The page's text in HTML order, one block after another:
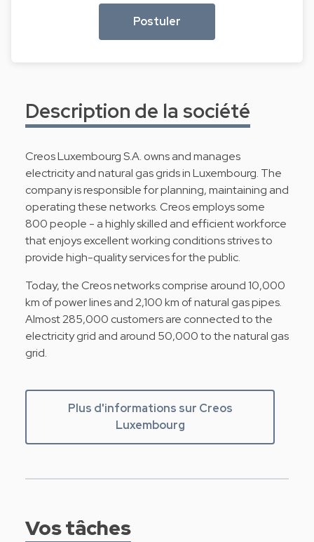
Postuler
Description de la société
Creos Luxembourg S.A. owns and manages
electricity and natural gas grids in Luxembourg. The
company is responsible for planning, maintaining and
operating these networks. Creos employs some
800 people - a highly skilled and efficient workforce
that enjoys excellent working conditions strives to
provide high-quality services for the public.
Today, the Creos networks comprise around 10,000
km of power lines and 2,100 km of natural gas pipes.
Almost 285,000 customers are connected to the
electricity grid and around 50,000 to the natural gas
grid.
Plus d'informations sur Creos
Luxembourg
Vos tâches